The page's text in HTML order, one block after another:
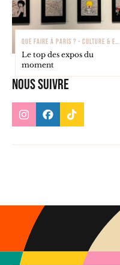
Nous suivre
QUE FAIRE À PARIS ? - CULTURE & EXPOSITIONS
Le top des expos du
moment